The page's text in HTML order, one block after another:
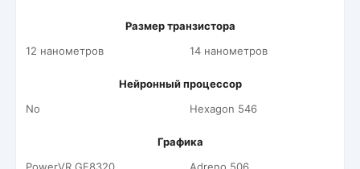
Размер транзистора
12 нанометров
14 нанометров
Нейронный процессор
No
Hexagon 546
Графика